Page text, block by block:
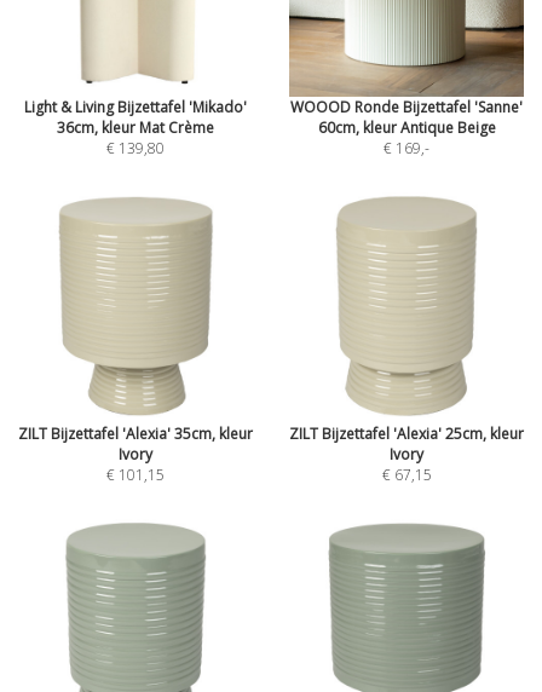
Light & Living Bijzettafel 'Mikado'
36cm, kleur Mat Crème
€ 139,80
WOOOD Ronde Bijzettafel 'Sanne'
60cm, kleur Antique Beige
€ 169,-
ZILT Bijzettafel 'Alexia' 35cm, kleur
Ivory
€ 101,15
ZILT Bijzettafel 'Alexia' 25cm, kleur
Ivory
€ 67,15